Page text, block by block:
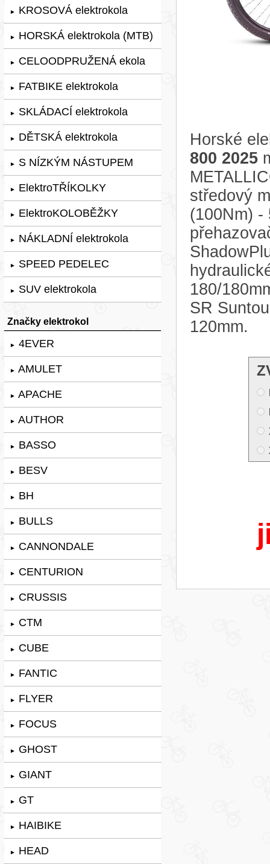
► KROSOVÁ elektrokola
► HORSKÁ elektrokola (MTB)
► CELOODPRUŽENÁ ekola
► FATBIKE elektrokola
► SKLÁDACÍ elektrokola
► DĚTSKÁ elektrokola
► S NÍZKÝM NÁSTUPEM
► ElektroTŘÍKOLKY
► ElektroKOLOBĚŽKY
► NÁKLADNÍ elektrokola
► SPEED PEDELEC
► SUV elektrokola
Značky elektrokol
► 4EVER
► AMULET
► APACHE
► AUTHOR
► BASSO
► BESV
► BH
► BULLS
► CANNONDALE
► CENTURION
► CRUSSIS
► CTM
► CUBE
► FANTIC
► FLYER
► FOCUS
► GHOST
► GIANT
► GT
► HAIBIKE
► HEAD
Horské
800 2025
středový
(100Nm) -
180/
SR
120mm.